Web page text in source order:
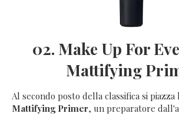
02. Make Up For
Mattifying
Al secondo posto della classifica si piazza
Mattifying Primer, un preparatore